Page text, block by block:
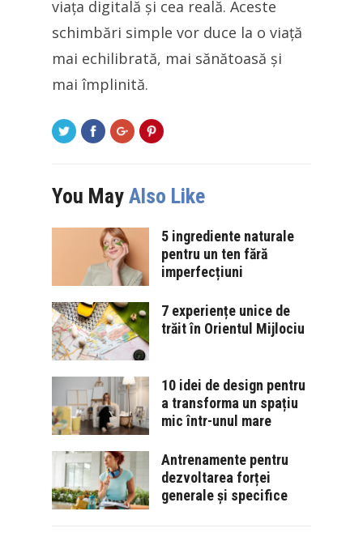
viața digitală și cea reală. Aceste
schimbări simple vor duce la o viață
mai echilibrată, mai sănătoasă și
mai împlinită.
You May Also Like
5 ingrediente naturale
pentru un ten fără
imperfecțiuni
7 experiențe unice de
trăit în Orientul Mijlociu
10 idei de design pentru
a transforma un spațiu
mic într-unul mare
Antrenamente pentru
dezvoltarea forței
generale și specifice